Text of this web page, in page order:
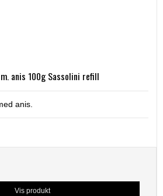
anis 100g Sassolini refill
anis.
Vis produkt